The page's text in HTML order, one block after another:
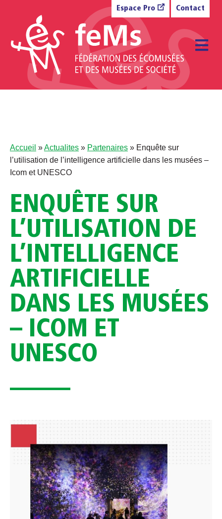
Espace Pro Contact
Accueil »Actualites » Partenaires » Enquête sur
l’utilisation de l’intelligence artificielle dans les musées –
Icom et UNESCO
ENQUÊTE SUR
L’UTILISATION DE
L’INTELLIGENCE
ARTIFICIELLE
DANS LES MUSÉES
– ICOM ET
UNESCO